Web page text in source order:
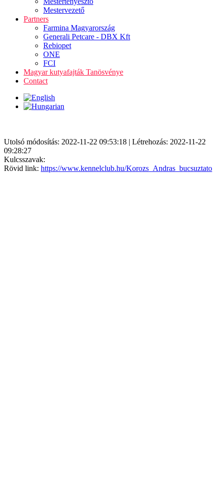
Mestervezető
Partners
Farmina Magyarország
Generali Petcare - DBX Kft
Rebiopet
ONE
FCI
Magyar kutyafajták Tanösvénye
Contact
Utolsó módosítás: 2022-11-22 09:53:18 | Létrehozás: 2022-11-22
09:28:27
Kulcsszavak:
Rövid link: https://www.kennelclub.hu/Korozs_Andras_bucsuztato